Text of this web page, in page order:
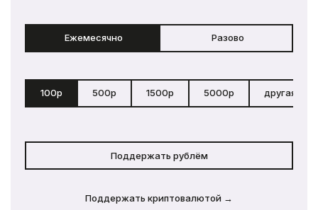
Ежемесячно Разово
100р 500р 1500р 5000р другая
Поддержать рублём
Поддержать криптовалютой →